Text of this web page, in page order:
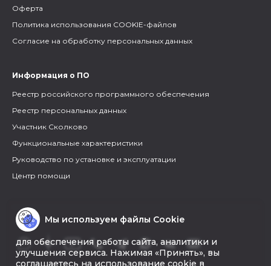
Оферта
Политика использования COOKIE-файлов
Согласие на обработку персональных данных
Информация о ПО
Реестр российского программного обеспечения
Реестр персональных данных
Участник Сколково
Функциональные характеристики
Руководство по установке и эксплуатации
Центр помощи
Мы используем файлы Cookie
для обеспечения работы сайта, аналитики и
улучшения сервиса. Нажимая «Принять», вы
соглашаетесь на использование cookie в